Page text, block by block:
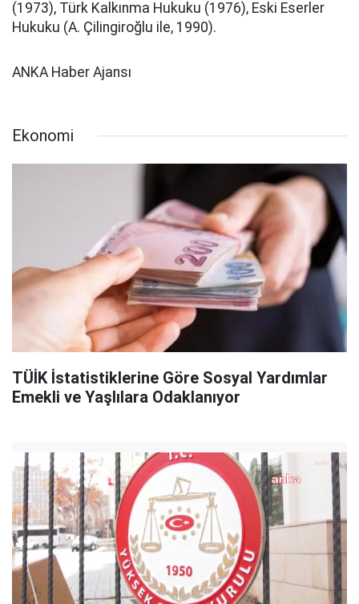
(1973), Türk Kalkınma Hukuku (1976), Eski Eserler
Hukuku (A. Çilingiroğlu ile, 1990).
ANKA Haber Ajansı
Ekonomi
TÜİK İstatistiklerine Göre Sosyal Yardımlar
Emekli ve Yaşlılara Odaklanıyor